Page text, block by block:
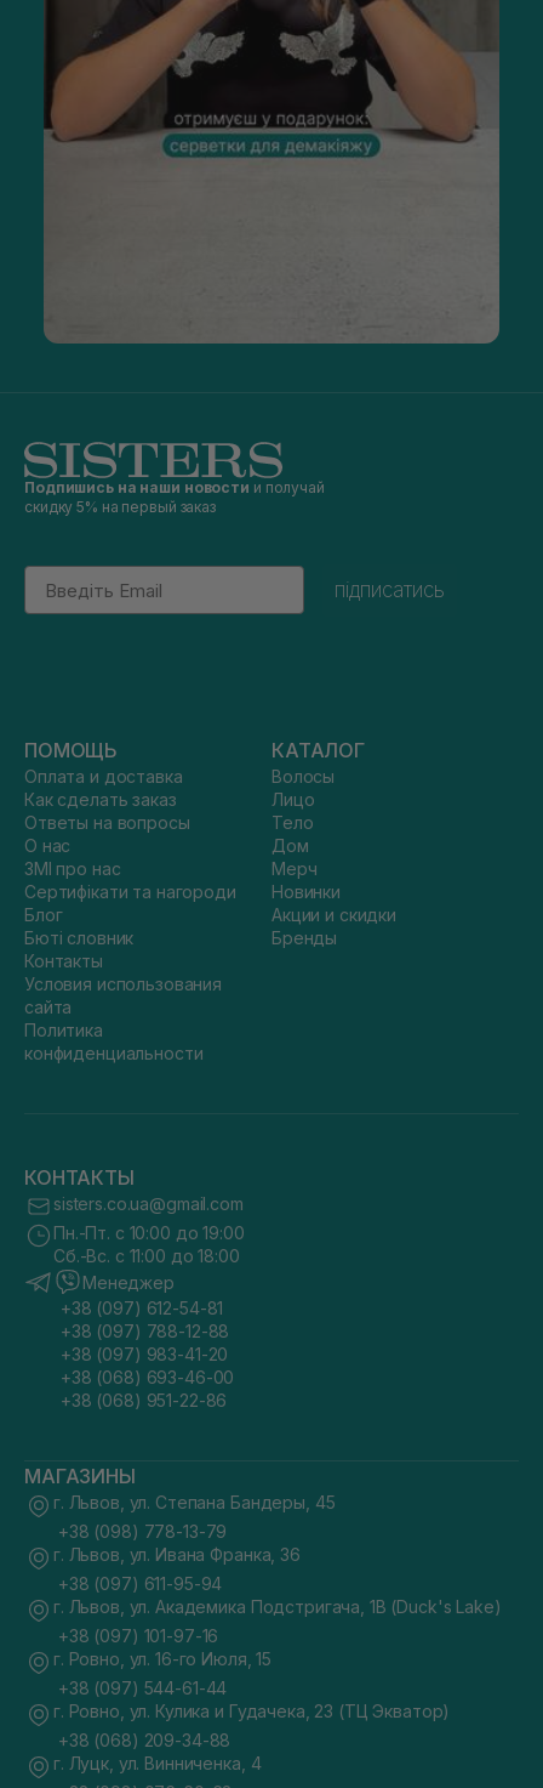
Подпишись на наши новости и получай
скидку 5% на первый заказ
Email
підписатись
ПОМОЩЬ
Оплата и доставка
Как сделать заказ
Ответы на вопросы
О нас
ЗМІ про нас
Сертифікати та нагороди
Блог
Бюті словник
Контакты
Условия использования
сайта
Политика
конфиденциальности
КАТАЛОГ
Волосы
Лицо
Тело
Дом
Мерч
Новинки
Акции и скидки
Бренды
КОНТАКТЫ
sisters.co.ua@gmail.com
Пн.-Пт. с 10:00 до 19:00
Сб.-Вс. с 11:00 до 18:00
Менеджер
+38 (097) 612-54-81
+38 (097) 788-12-88
+38 (097) 983-41-20
+38 (068) 693-46-00
+38 (068) 951-22-86
МАГАЗИНЫ
г. Львов, ул. Степана Бандеры, 45
+38 (098) 778-13-79
г. Львов, ул. Ивана Франка, 36
+38 (097) 611-95-94
г. Львов, ул. Академика Подстригача, 1В (Duck's Lake)
+38 (097) 101-97-16
г. Ровно, ул. 16-го Июля, 15
+38 (097) 544-61-44
г. Ровно, ул. Кулика и Гудачека, 23 (ТЦ Экватор)
+38 (068) 209-34-88
г. Луцк, ул. Винниченка, 4